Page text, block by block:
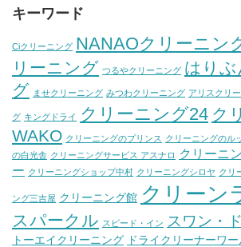
キーワード
Ciクリーニング NANAOクリーニン
リーニング つるやクリーニング はりぶ
グ ませクリーニング みつわクリーニング アリスクリ
グ キングドライ クリーニング24 ク
WAKO クリーニングのプリンス クリーニングのル
の白光舎 クリーニングサービス アスナロ
クリーニ
ー クリーニングショップ中村 クリーニングシロヤ クリ
ング三吉屋 クリーニング館 クリーン
スパークル スピード・イン スワン・
トーエイクリーニング ドライクリーナーワー